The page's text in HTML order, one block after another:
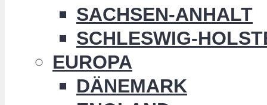
SACHSEN-ANHALT
SCHLESWIG-
EUROPA
DÄNEMARK